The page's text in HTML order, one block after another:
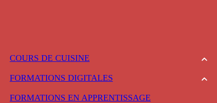
COURS DE CUISINE
FORMATIONS DIGITALES
FORMATIONS EN APPRENTISSAGE